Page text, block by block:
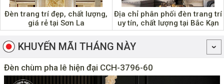
Đèn trang trí đẹp, chất lượng,
giá rẻ tại Sơn La
Địa chỉ phân phối đèn trang trí
uy tín, chất lượng tại Bắc Kạn
KHUYẾN MÃI THÁNG NÀY
Đèn chùm pha lê hiện đại CCH-3796-60